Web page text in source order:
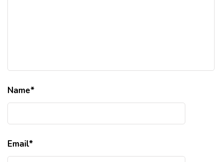
Name*
Email*